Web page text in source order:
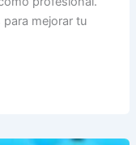
mejorar tu